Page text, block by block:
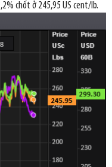
chốt ở 245,95 US cent/lb.